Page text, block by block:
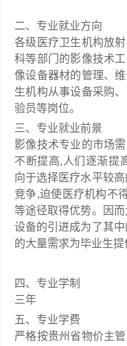
二、专业就业方向
各级医疗卫生机构放
科等部门的影像技术
像设备器材的管理、
生机构从事设备采购
验员等岗位。
三、专业就业前景
影像技术专业的市场
不断提高,人们逐渐提
向于选择医疗水平较
竞争,迫使医疗机构不
等途径取得优势。因
设备的引进成为了其
的大量需求为毕业生提
四、专业学制
三年
五、专业学费
严格按贵州省物价主